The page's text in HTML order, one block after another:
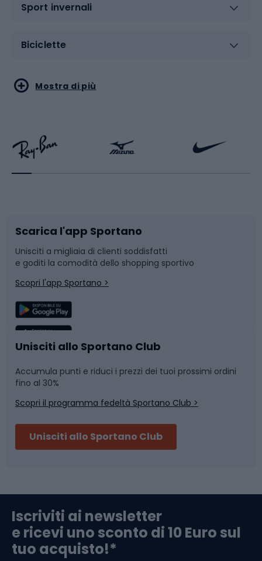
Sport invernali
Biciclette
Sport acquatici
Bikepacking
Bushcraft
Corsa
Sport di squadra
Caschi da ciclismo
Skitouring
Abbigliamento da escursionismo
Sport di arti marziali
Sport con le racchette
Slitte e slittini
Snowboard
Camminata nordica
Nuoto
Pattinaggio
Componenti per biciclette
Arrampicata
Mostra di più
Scarica l'app Sportano
Unisciti a migliaia di clienti soddisfatti
e goditi la comodità dello shopping sportivo
Scopri l'app Sportano >
Unisciti allo Sportano Club
Accumula punti e riduci i prezzi dei tuoi prossimi ordini
fino al 30%
Scopri il programma fedeltà Sportano Club >
Unisciti allo Sportano Club
Iscriviti ai newsletter
e ricevi uno sconto di 10 Euro sul
tuo acquisto!*